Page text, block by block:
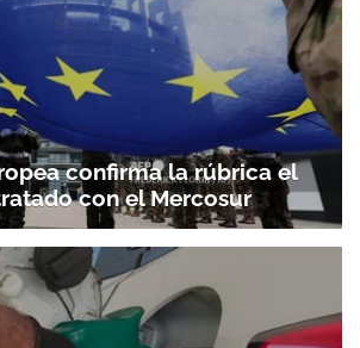
confirma la rúbrica el
con el Mercosur